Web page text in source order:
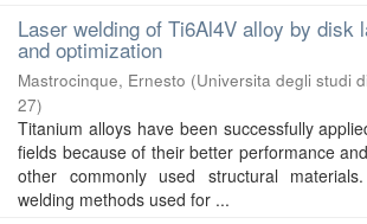
Laser welding of Ti6Al4V alloy by disk
and optimization
Mastrocinque, Ernesto (Universita degli studi
27)
Titanium alloys have been successfully
fields because of their better performance
other commonly used structural
welding methods used for ...